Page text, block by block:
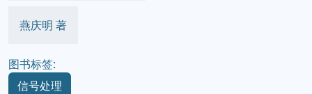
燕庆明 著
图书标签:
信号处理